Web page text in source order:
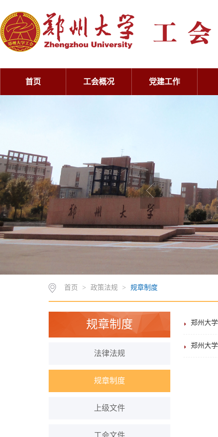
首页 工会概况 党建工作
首页 > 政策法规 > 规章制度
规章制度
法律法规
规章制度
上级文件
工会文件
郑州大
郑州大